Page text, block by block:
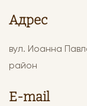
Адрес
вул. Иоанна
район
E-mail